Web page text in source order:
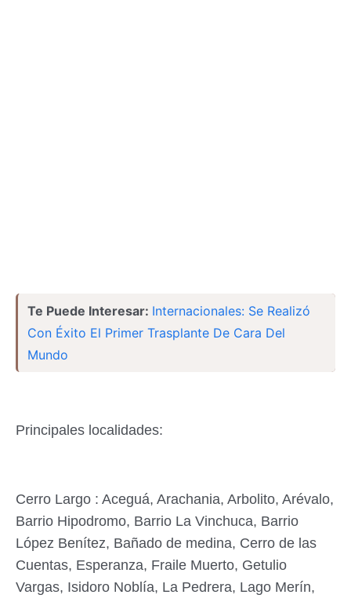
Te Puede Interesar: Internacionales: Se Realizó
Con Éxito El Primer Trasplante De Cara Del
Mundo
Principales localidades:
Cerro Largo : Aceguá, Arachania, Arbolito, Arévalo,
Barrio Hipodromo, Barrio La Vinchuca, Barrio
López Benítez, Bañado de medina, Cerro de las
Cuentas, Esperanza, Fraile Muerto, Getulio
Vargas, Isidoro Noblía, La Pedrera, Lago Merín,